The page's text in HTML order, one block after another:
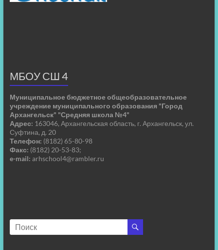
МБОУ СШ 4
Муниципальное бюджетное общеобразовательное
учреждение муниципального образования "Город
Архангельск" "Средняя школа №4"
Адрес: 163046, Архангельская область, г. Архангельск, ул.
Суфтина, д. 20
Телефон: (8182) 65-80-98
Факс: (8182) 20-53-83;
e-mail: arhschool4@rambler.ru